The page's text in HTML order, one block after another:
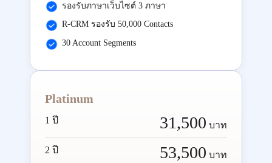
รองรับภาษาเว็บไซต์ 3 ภาษา
R-CRM รองรับ 50,000 Contacts
30 Account Segments
Platinum
1 ปี 31,500 บาท
2 ปี 53,500 บาท